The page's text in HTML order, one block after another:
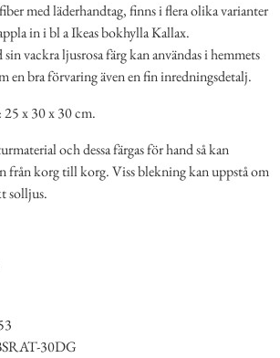
med läderhandtag, finns i flera olika varianter
in i bl a Ikeas bokhylla Kallax.
vackra ljusrosa färg kan användas i hemmets
bra förvaring även en fin inredningsdetalj.
x 30 x 30 cm.
och dessa färgas för hand så kan
från korg till korg. Viss blekning kan uppstå om
solljus.
30DG